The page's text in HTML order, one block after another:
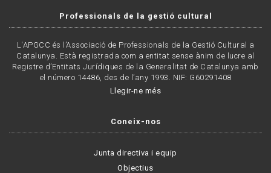
Professionals de la gestió cultural
L'APGCC és l’Associació de Professionals de la Gestió Cultural a
Catalunya. Està registrada com a entitat sense ànim de lucre al
Registre d’Entitats Jurídiques de la Generalitat de Catalunya amb
el número 14486, des de l’any 1993. NIF: G60291408
Llegir-ne més
Coneix-nos
Junta directiva i equip
Objectius